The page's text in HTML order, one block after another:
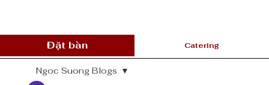
Catering
Đặt bàn
Ngoc Suong Blogs